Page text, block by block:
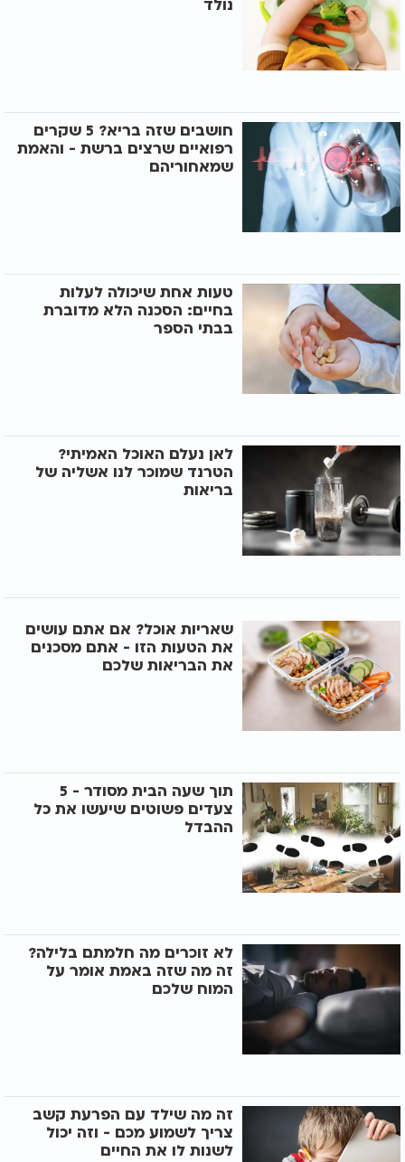
נולד
חושבים שזה בריא? 5 שקרים
רפואיים שרצים ברשת - והאמת
שמאחוריהם
טעות אחת שיכולה לעלות
בחיים: הסכנה הלא מדוברת
בבתי הספר
לאן נעלם האוכל האמיתי?
הטרנד שמוכר לנו אשליה של
בריאות
שאריות אוכל? אם אתם עושים
את הטעות הזו - אתם מסכנים
את הבריאות שלכם
תוך שעה הבית מסודר - 5
צעדים פשוטים שיעשו את כל
ההבדל
לא זוכרים מה חלמתם בלילה?
זה מה שזה באמת אומר על
המוח שלכם
זה מה שילד עם הפרעת קשב
צריך לשמוע מכם - וזה יכול
לשנות לו את החיים